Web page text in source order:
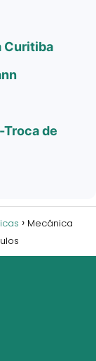
Curitiba
de
Mecânica